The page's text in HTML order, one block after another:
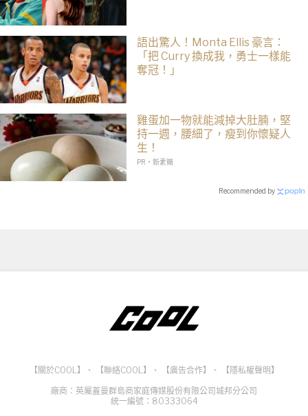
語出驚人！Monta Ellis 豪言：
「把 Curry 換成我，勇士一樣能
奪冠！」
雞蛋加一物就能減掉大肚腩，堅
持一週，腰細了，瘦到你懷疑人
生！
PR・新素簡
Recommended by
【關於COOL】 、 【聯絡COOL】 、 【廣告合作】 、
【隱私權聲明】
廠商：英屬蓋曼群島商家庭傳媒股份有限公司城邦分公司
統一編號：80333064